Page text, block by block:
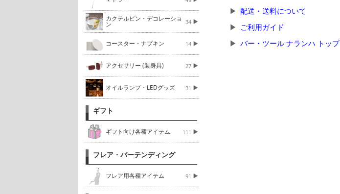
カクテルピン・デコレーショ
ン 34
コースター・ナプキン 14
アクセサリー (装身具) 27
オイルランプ・LEDグッズ 31
ギフト
ギフト向け各種アイテム 111
フレア・バーテンディング
フレア用各種アイテム 91
配送・送料について
ご利用ガイド
バー・ツール ナランハ トップ